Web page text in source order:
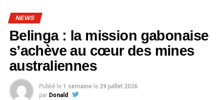
NEWS
Belinga : la mission gabonaise
s’achève au cœur des mines
australiennes
Publié le 1 semaine le 29 juillet 2026
par Donald